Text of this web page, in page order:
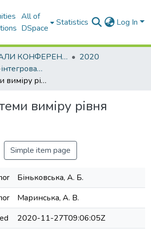
All of
DSpace
Statistics Log In
МАТЕРІАЛИ КОНФЕРЕНЦІЙ
2020
Комп’ютерно-інтегровані технології автоматизації технологічних процесів на транспорті та у виробництві. Секція: Математичне моделювання технологічних процесів
Аналіз системи виміру рівня палива
виміру рівня
Simple item page
Біньковська, А. Б.
Маринська, А. В.
2020-11-27T09:06:05Z